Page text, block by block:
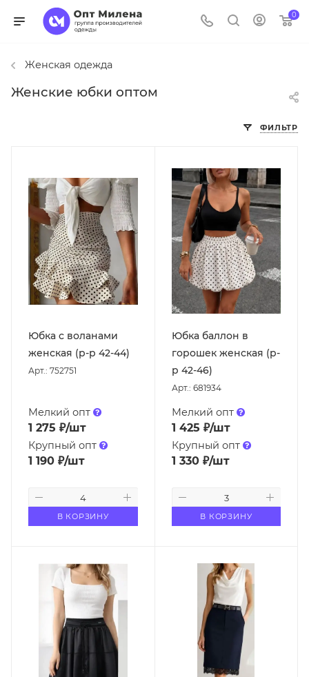
0
Женская одежда
Женские юбки оптом
ФИЛЬТР
Юбка с воланами
женская (р-р 42-44)
Арт.: 752751
Мелкий опт
1 275 ₽/шт
Крупный опт
1 190 ₽/шт
В КОРЗИНУ
Юбка баллон в
горошек женская (р-
р 42-46)
Арт.: 681934
Мелкий опт
1 425 ₽/шт
Крупный опт
1 330₽/шт
В КОРЗИНУ